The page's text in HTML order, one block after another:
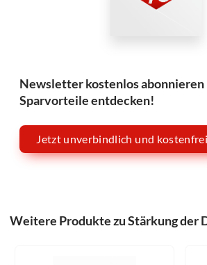
Newsletter kostenlos abonnieren
Sparvorteile entdecken!
Jetzt unverbindlich und
Weitere Produkte zu Stärkung der